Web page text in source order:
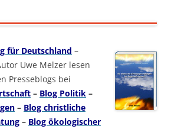
für Deutschland –
Uwe Melzer lesen
Presseblogs bei
– Blog Politik –
– Blog christliche
– Blog ökologischer